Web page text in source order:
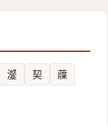
瀣 契
䕈